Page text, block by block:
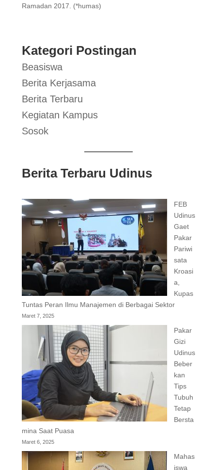
Ramadan 2017. (*humas)
Kategori Postingan
Beasiswa
Berita Kerjasama
Berita Terbaru
Kegiatan Kampus
Sosok
Berita Terbaru Udinus
FEB
Udinus
Gaet
Pakar
Pariwi
sata
Kroasi
a,
Kupas
Tuntas Peran Ilmu Manajemen di Berbagai Sektor
Maret 7, 2025
Pakar
Gizi
Udinus
Beber
kan
Tips
Tubuh
Tetap
Bersta
mina Saat Puasa
Maret 6, 2025
Mahas
iswa